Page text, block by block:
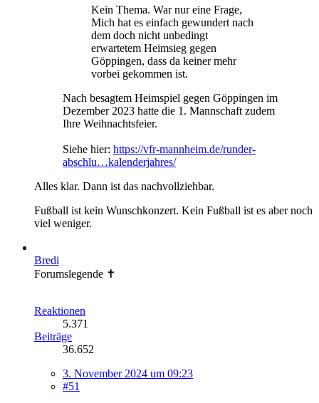
Kein Thema. War nur eine Frage,
Mich hat es einfach gewundert nach
dem doch nicht unbedingt
erwartetem Heimsieg gegen
Göppingen, dass da keiner mehr
vorbei gekommen ist.
Nach besagtem Heimspiel gegen Göppingen im
Dezember 2023 hatte die 1. Mannschaft zudem
Ihre Weihnachtsfeier.
Siehe hier: https://vfr-mannheim.de/runder-
abschlu…kalenderjahres/
Alles klar. Dann ist das nachvollziehbar.
Fußball ist kein Wunschkonzert. Kein Fußball ist es aber noch
viel weniger.
Bredi
Forumslegende ✝
Reaktionen
5.371
Beiträge
36.652
3. November 2024 um 09:23
#51